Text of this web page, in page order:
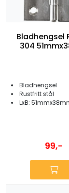
Bladhengsel
304
Bladhengsel
Rustfritt stål
LxB:
99,-